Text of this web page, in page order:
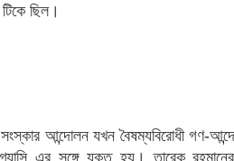
ছিল।
আন্দোলন যখন বৈষম্যবিরোধী গণ-
এর সঙ্গে যুক্ত হয়। তারেক রহমানের